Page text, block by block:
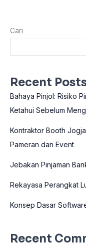
Cari
Recent
Bahaya Pinjol: Risiko
Ketahui Sebelum
Kontraktor Booth
Pameran dan Event
Jebakan Pinjaman
Rekayasa Perangkat
Konsep Dasar
Recent